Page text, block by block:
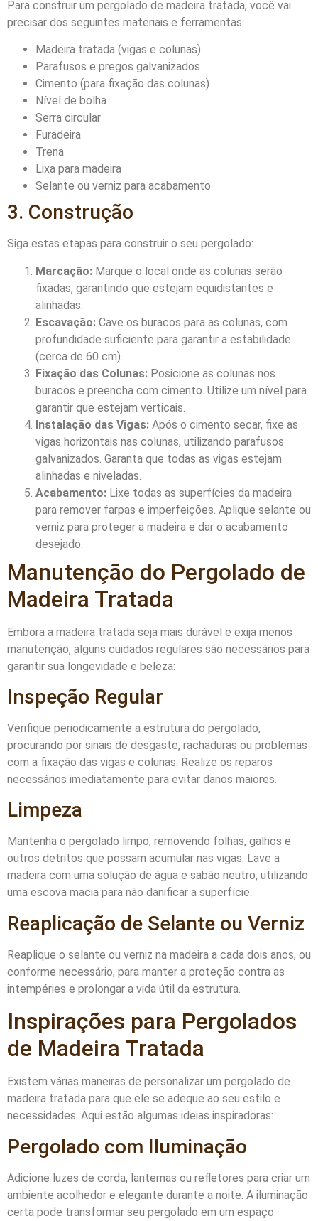
Para construir um pergolado de madeira tratada, você vai
precisar dos seguintes materiais e ferramentas:
Madeira tratada (vigas e colunas)
Parafusos e pregos galvanizados
Cimento (para fixação das colunas)
Nível de bolha
Serra circular
Furadeira
Trena
Lixa para madeira
Selante ou verniz para acabamento
3. Construção
Siga estas etapas para construir o seu pergolado:
Marcação: Marque o local onde as colunas serão
fixadas, garantindo que estejam equidistantes e
alinhadas.
Escavação: Cave os buracos para as colunas, com
profundidade suficiente para garantir a estabilidade
(cerca de 60 cm).
Fixação das Colunas: Posicione as colunas nos
buracos e preencha com cimento. Utilize um nível para
garantir que estejam verticais.
Instalação das Vigas: Após o cimento secar, fixe as
vigas horizontais nas colunas, utilizando parafusos
galvanizados. Garanta que todas as vigas estejam
alinhadas e niveladas.
Acabamento: Lixe todas as superfícies da madeira
para remover farpas e imperfeições. Aplique selante ou
verniz para proteger a madeira e dar o acabamento
desejado.
Manutenção do Pergolado de
Madeira Tratada
Embora a madeira tratada seja mais durável e exija menos
manutenção, alguns cuidados regulares são necessários para
garantir sua longevidade e beleza:
Inspeção Regular
Verifique periodicamente a estrutura do pergolado,
procurando por sinais de desgaste, rachaduras ou problemas
com a fixação das vigas e colunas. Realize os reparos
necessários imediatamente para evitar danos maiores.
Limpeza
Mantenha o pergolado limpo, removendo folhas, galhos e
outros detritos que possam acumular nas vigas. Lave a
madeira com uma solução de água e sabão neutro, utilizando
uma escova macia para não danificar a superfície.
Reaplicação de Selante ou Verniz
Reaplique o selante ou verniz na madeira a cada dois anos, ou
conforme necessário, para manter a proteção contra as
intempéries e prolongar a vida útil da estrutura.
Inspirações para Pergolados
de Madeira Tratada
Existem várias maneiras de personalizar um pergolado de
madeira tratada para que ele se adeque ao seu estilo e
necessidades. Aqui estão algumas ideias inspiradoras:
Pergolado com Iluminação
Adicione luzes de corda, lanternas ou refletores para criar um
ambiente acolhedor e elegante durante a noite. A iluminação
certa pode transformar seu pergolado em um espaço